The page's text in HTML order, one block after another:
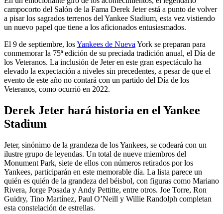
campocorto del Salón de la Fama Derek Jeter está a punto de volver
a pisar los sagrados terrenos del Yankee Stadium, esta vez vistiendo
un nuevo papel que tiene a los aficionados entusiasmados.
El 9 de septiembre, losYankees de Nueva York se preparan para
conmemorar la 75ª edición de su preciada tradición anual, el Día de
los Veteranos. La inclusión de Jeter en este gran espectáculo ha
elevado la expectación a niveles sin precedentes, a pesar de que el
evento de este año no contará con un partido del Día de los
Veteranos, como ocurrió en 2022.
Derek Jeter hará historia en el Yankee
Stadium
Jeter, sinónimo de la grandeza de los Yankees, se codeará con un
ilustre grupo de leyendas. Un total de nueve miembros del
Monument Park, siete de ellos con números retirados por los
Yankees, participarán en este memorable día. La lista parece un
quién es quién de la grandeza del béisbol, con figuras como Mariano
Rivera, Jorge Posada y Andy Pettitte, entre otros. Joe Torre, Ron
Guidry, Tino Martínez, Paul O’Neill y Willie Randolph completan
esta constelación de estrellas.